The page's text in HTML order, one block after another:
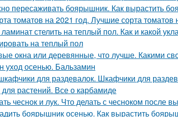
пересаживать боярышник. Как вырастить
томатов на 2021 год. Лучшие сорта томатов
стелить на теплый пол. Как и какой
на теплый пол
окна или деревянные, что лучше. Какими
уход осенью. Бальзамин
для раздевалок. Шкафчики для
растений. Все о карбамиде
чеснок и лук. Что делать с чесноком после
боярышник осенью. Как вырастить